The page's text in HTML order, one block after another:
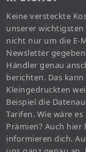
Keine versteckte
unserer
nicht nur um die E-
Newsletter
Händler genau
berichten. Das
Kleingedruckten
Beispiel die
Tarifen. Wie wäre
Prämien? Auch
informieren dich.